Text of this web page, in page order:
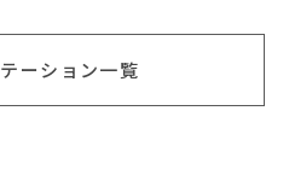
ーション一覧